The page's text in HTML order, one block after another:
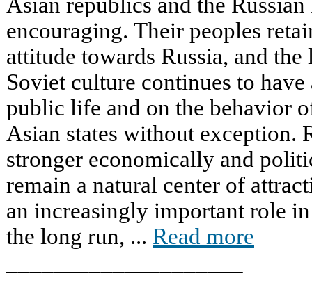
Asian republics and the
encouraging. Their peoples
attitude towards Russia, and
Soviet culture continues to
public life and on the behavior
Asian states without exception.
stronger economically and
remain a natural center of
an increasingly important role
the long run, ... Read more